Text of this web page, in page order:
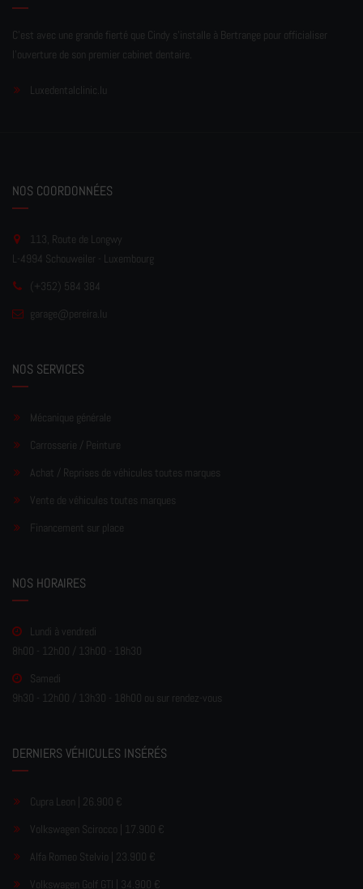
C'est avec une grande fierté que Cindy s'installe à Bertrange pour officialiser
l'ouverture de son premier cabinet dentaire.
Luxedentalclinic.lu
NOS COORDONNÉES
113, Route de Longwy
L-4994 Schouweiler - Luxembourg
(+352) 584 384
garage@pereira.lu
NOS SERVICES
Mécanique générale
Carrosserie / Peinture
Achat / Reprises de véhicules toutes marques
Vente de véhicules toutes marques
Financement sur place
NOS HORAIRES
Lundi à vendredi
8h00 - 12h00 / 13h00 - 18h30
Samedi
9h30 - 12h00 / 13h30 - 18h00 ou sur rendez-vous
DERNIERS VÉHICULES INSÉRÉS
Cupra Leon | 26.900 €
Volkswagen Scirocco | 17.900 €
Alfa Romeo Stelvio | 23.900 €
Volkswagen Golf GTI | 34.900 €